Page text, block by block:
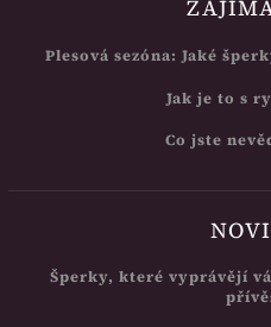
Plesová sezóna: Jaké
Jak je to s
Co jste
Šperky, které vyprávějí